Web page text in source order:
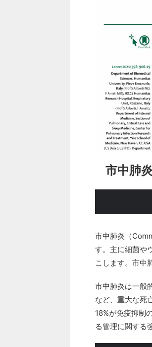
市中肺
市中肺炎（
す。主に細菌や
こします。市中
市中肺炎は一般
など、重大な死
18%が免疫抑制
る管理に関する